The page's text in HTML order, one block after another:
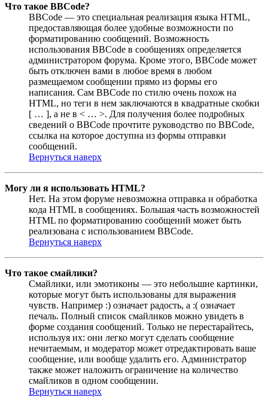
Что такое BBCode?
BBCode — это специальная реализация языка HTML,
предоставляющая более удобные возможности по
форматированию сообщений. Возможность
использования BBCode в сообщениях определяется
администратором форума. Кроме этого, BBCode может
быть отключен вами в любое время в любом
размещаемом сообщении прямо из формы его
написания. Сам BBCode по стилю очень похож на
HTML, но теги в нем заключаются в квадратные скобки
[ … ], а не в < … >. Для получения более подробных
сведений о BBCode прочтите руководство по BBCode,
ссылка на которое доступна из формы отправки
сообщений.
Вернуться наверх
Могу ли я использовать HTML?
Нет. На этом форуме невозможна отправка и обработка
кода HTML в сообщениях. Большая часть возможностей
HTML по форматированию сообщений может быть
реализована с использованием BBCode.
Вернуться наверх
Что такое смайлики?
Смайлики, или эмотиконы — это небольшие картинки,
которые могут быть использованы для выражения
чувств. Например :) означает радость, а :( означает
печаль. Полный список смайликов можно увидеть в
форме создания сообщений. Только не перестарайтесь,
используя их: они легко могут сделать сообщение
нечитаемым, и модератор может отредактировать ваше
сообщение, или вообще удалить его. Администратор
также может наложить ограничение на количество
смайликов в одном сообщении.
Вернуться наверх